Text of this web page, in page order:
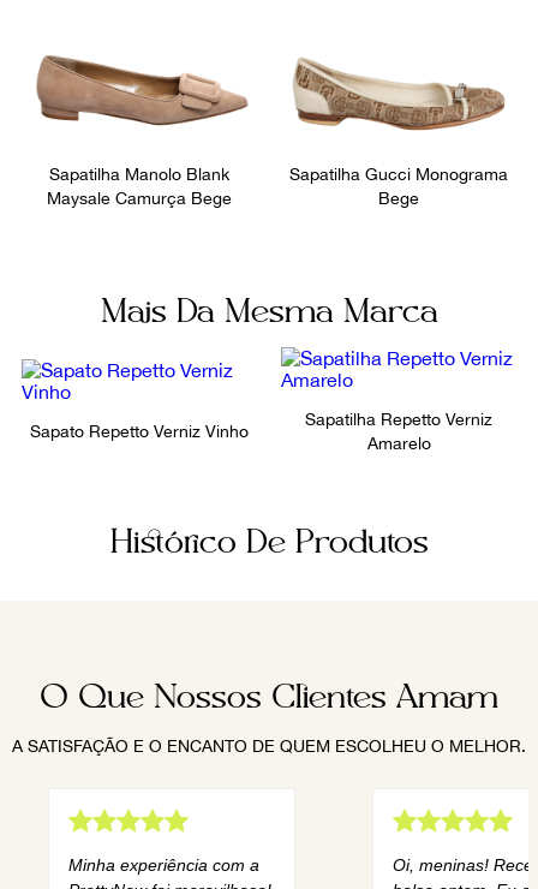
Sapatilha Manolo Blank
Maysale Camurça Bege
Sapatilha Gucci Monograma
Bege
Mais Da Mesma Marca
Sapato Repetto Verniz Vinho
Sapatilha Repetto Verniz
Amarelo
Histórico De Produtos
O Que Nossos Clientes Amam
A SATISFAÇÃO E O ENCANTO DE QUEM ESCOLHEU O MELHOR.
Minha experiência com a
Oi, meninas!